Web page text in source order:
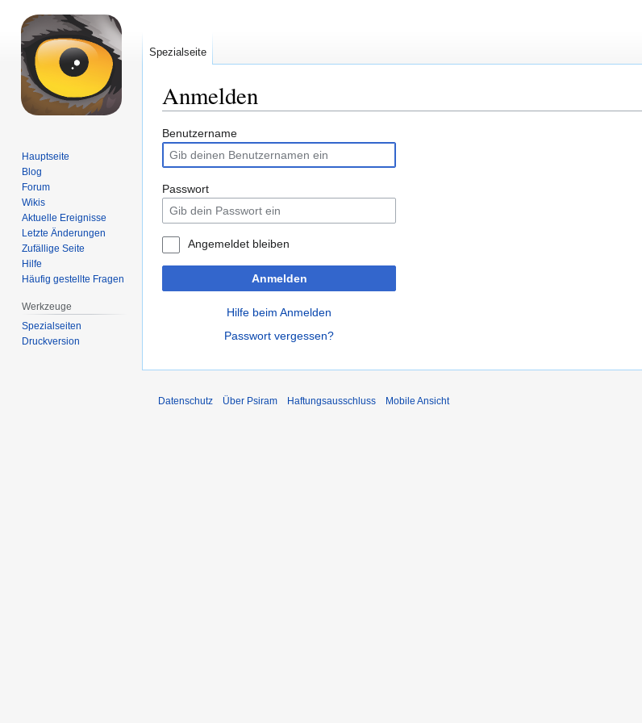
Anmelden
Zur
Navigation
springen
Zur
Suche
springen
Benutzername
Passwort
Angemeldet bleiben
Anmelden
Hilfe beim Anmelden
Passwort vergessen?
Spezialseite
Hauptseite
Blog
Forum
Wikis
Aktuelle Ereignisse
Letzte Änderungen
Zufällige Seite
Hilfe
Häufig gestellte Fragen
Werkzeuge
Spezialseiten
Druckversion
Datenschutz Über Psiram Haftungsausschluss Mobile Ansicht